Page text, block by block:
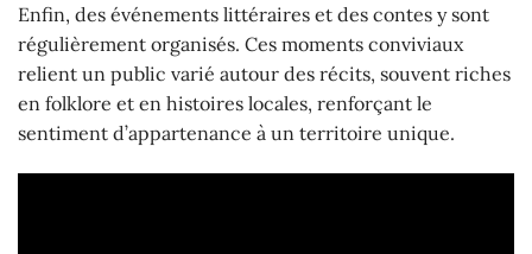
Enfin, des événements littéraires et des contes y sont
régulièrement organisés. Ces moments conviviaux
relient un public varié autour des récits, souvent riches
en folklore et en histoires locales, renforçant le
sentiment d’appartenance à un territoire unique.